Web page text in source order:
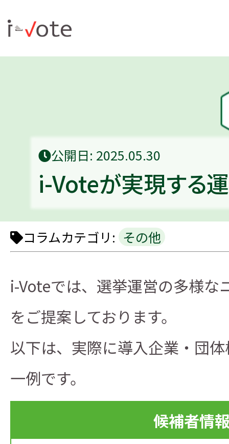
公開日: 2025.05.30
i-Voteが実現する
コラムカテゴリ: その他
i-Voteでは、選挙運営の多様な
をご提案しております。
以下は、実際に導入企業・団
一例です。
候補者情